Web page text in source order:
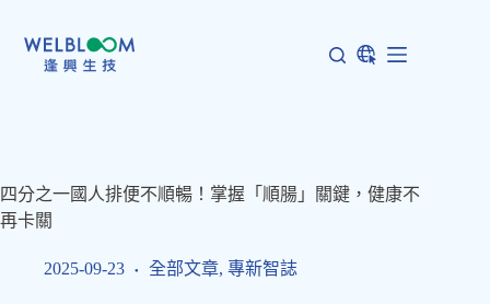
四分之一國人排便不順暢！掌握「順腸」關鍵，健康不
再卡關
2025-09-23 全部文章, 專新智誌